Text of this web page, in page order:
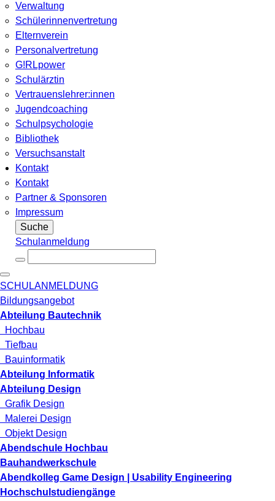
Verwaltung
Schülerinnenvertretung
Elternverein
Personalvertretung
G!RLpower
Schulärztin
Vertrauenslehrer:innen
Jugendcoaching
Schulpsychologie
Bibliothek
Versuchsanstalt
Kontakt
Kontakt
Partner & Sponsoren
Impressum
Suche
Schulanmeldung
SCHULANMELDUNG
Bildungsangebot
Abteilung Bautechnik
Hochbau
Tiefbau
Bauinformatik
Abteilung Informatik
Abteilung Design
Grafik Design
Malerei Design
Objekt Design
Abendschule Hochbau
Bauhandwerkschule
Abendkolleg Game Design | Usability Engineering
Hochschulstudiengänge